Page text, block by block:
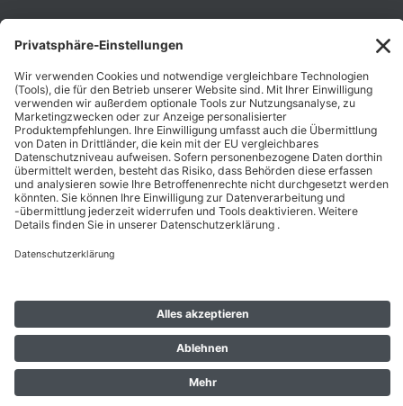
Unternehmen
Karriere
Zahlungsarten
Schnelle Lieferung
Top Preise
Versandkostenfrei ab 50€
Datenschutz Impressum AGB